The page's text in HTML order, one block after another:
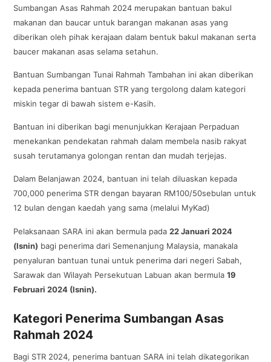
Sumbangan Asas Rahmah 2024 merupakan bantuan bakul
makanan dan baucar untuk barangan makanan asas yang
diberikan oleh pihak kerajaan dalam bentuk bakul makanan serta
baucer makanan asas selama setahun.
Bantuan Sumbangan Tunai Rahmah Tambahan ini akan diberikan
kepada penerima bantuan STR yang tergolong dalam kategori
miskin tegar di bawah sistem e-Kasih.
Bantuan ini diberikan bagi menunjukkan Kerajaan Perpaduan
menekankan pendekatan rahmah dalam membela nasib rakyat
susah terutamanya golongan rentan dan mudah terjejas.
Dalam Belanjawan 2024, bantuan ini telah diluaskan kepada
700,000 penerima STR dengan bayaran RM100/50sebulan untuk
12 bulan dengan kaedah yang sama (melalui MyKad)
Pelaksanaan SARA ini akan bermula pada22 Januari 2024
(Isnin) bagi penerima dari Semenanjung Malaysia, manakala
penyaluran bantuan tunai untuk penerima dari negeri Sabah,
Sarawak dan Wilayah Persekutuan Labuan akan bermula19
Februari 2024 (Isnin).
Kategori Penerima Sumbangan Asas
Rahmah 2024
Bagi STR 2024, penerima bantuan SARA ini telah dikategorikan